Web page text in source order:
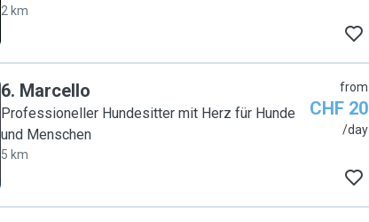
2 km
6. Marcello
Professioneller Hundesitter mit Herz für Hunde
und Menschen
5 km
from
CHF 20
/day